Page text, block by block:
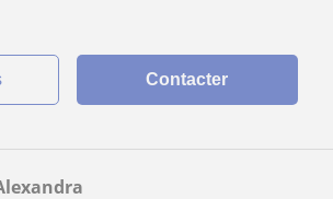
Contacter